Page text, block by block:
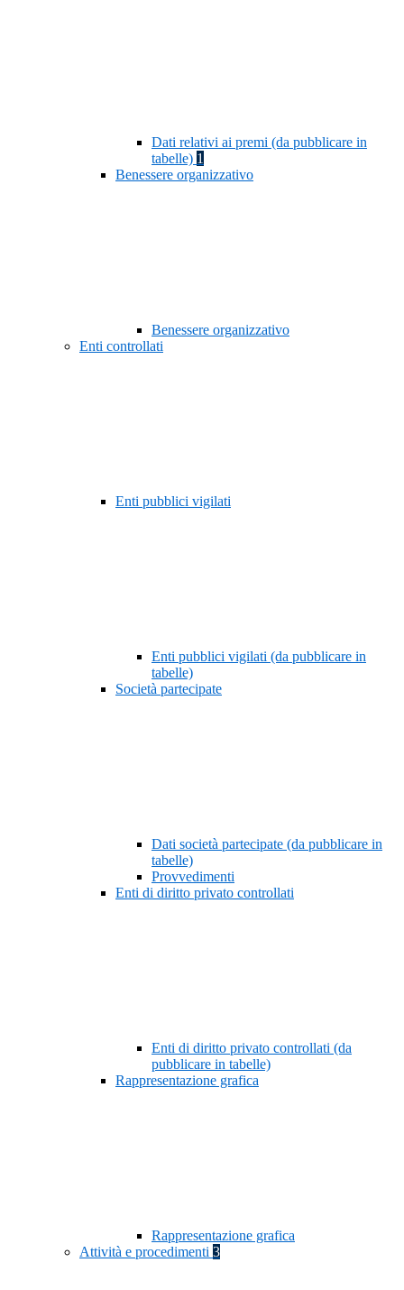
Dati relativi ai premi (da pubblicare in
tabelle) 1
Benessere organizzativo
Benessere organizzativo
Enti controllati
Enti pubblici vigilati
Enti pubblici vigilati (da pubblicare in
tabelle)
Società partecipate
Dati società partecipate (da pubblicare in
tabelle)
Provvedimenti
Enti di diritto privato controllati
Enti di diritto privato controllati (da
pubblicare in tabelle)
Rappresentazione grafica
Rappresentazione grafica
Attività e procedimenti 3